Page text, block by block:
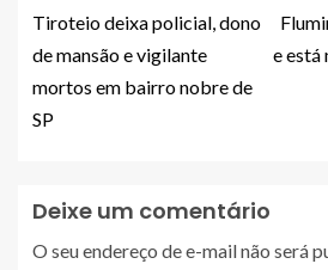
Tiroteio deixa policial, dono
de mansão e vigilante
mortos em bairro nobre de
SP
e está
Deixe um comentário
O seu endereço de e-mail não será